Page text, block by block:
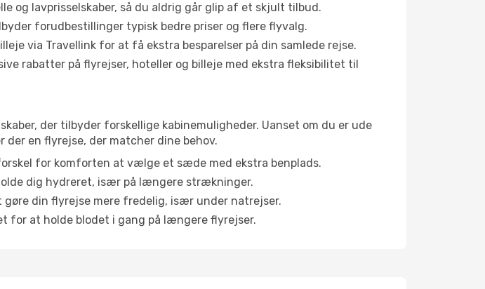
og lavprisselskaber, så du aldrig går glip af et skjult tilbud.
forudbestillinger typisk bedre priser og flere flyvalg.
via Travellink for at få ekstra besparelser på din samlede rejse.
rabatter på flyrejser, hoteller og billeje med ekstra fleksibilitet til
der tilbyder forskellige kabinemuligheder. Uanset om du er ude
en flyrejse, der matcher dine behov.
for komforten at vælge et sæde med ekstra benplads.
dig hydreret, især på længere strækninger.
din flyrejse mere fredelig, især under natrejser.
for at holde blodet i gang på længere flyrejser.